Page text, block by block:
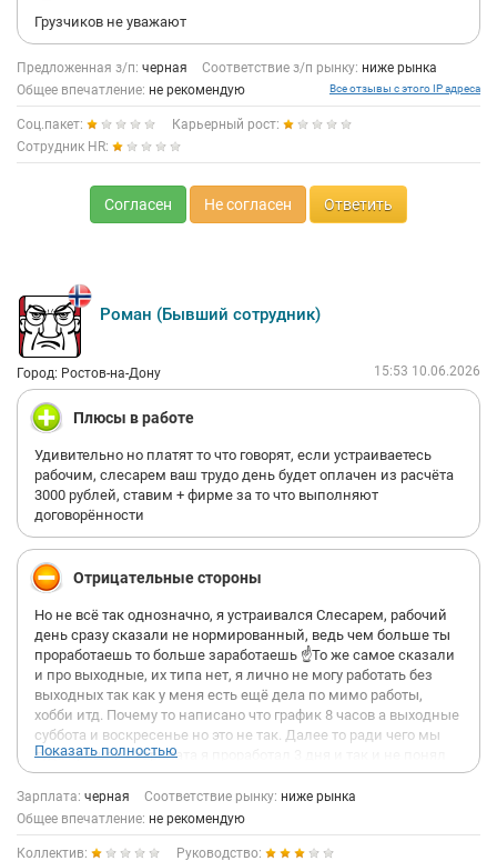
Грузчиков не уважают
Предложенная з/п: черная Соответствие з/п рынку: ниже рынка
Общее впечатление: не рекомендую Все отзывы с этого IP адреса
Соц.пакет:
Карьерный рост:
Сотрудник HR:
Согласен Не согласен Ответить
Роман (Бывший сотрудник)
Город: Ростов-на-Дону 15:53 10.06.2026
Плюсы в работе
Удивительно но платят то что говорят, если устраиваетесь
рабочим, слесарем ваш трудо день будет оплачен из расчёта
3000 рублей, ставим + фирме за то что выполняют
договорённости
Отрицательные стороны
Но не всё так однозначно, я устраивался Слесарем, рабочий
день сразу сказали не нормированный, ведь чем больше ты
проработаешь то больше заработаешь ☝️То же самое сказали
и про выходные, их типа нет, я лично не могу работать без
выходных так как у меня есть ещё дела по мимо работы,
хобби итд. Почему то написано что график 8 часов а выходные
суббота и воскресенье но это не так. Далее то ради чего мы
туда пришли - зарплата я проработал 3 дня и так и не понял
что нужно делать там что бы заработать 115 тысяч в месяц
как рассказывает мастер производства, я как работник очень
быстрый, расторопный, у меня большой опыт работы
слесарем, работником производства, работа на руководящих
должностях, я развит физически, кстати имейте в виду что
Показать полностью
Зарплата: черная Соответствие рынку: ниже рынка
Общее впечатление: не рекомендую
Коллектив:
Руководство: